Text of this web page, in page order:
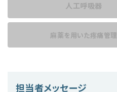
人工呼吸器
麻薬を用いた疼痛管理
担当者メッセージ